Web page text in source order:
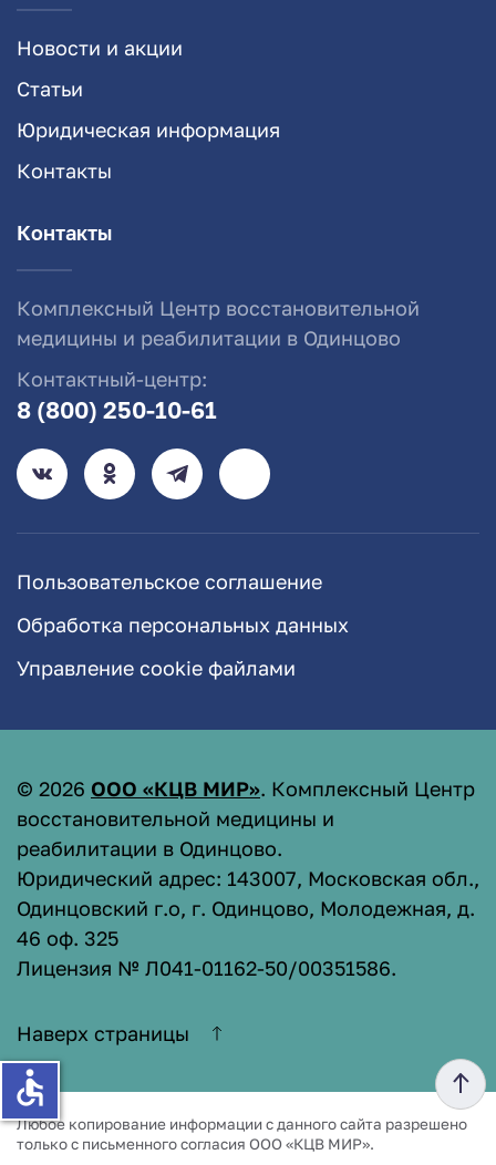
Новости и акции
Статьи
Юридическая информация
Контакты
Контакты
Комплексный Центр восстановительной
медицины и реабилитации в Одинцово
Контактный-центр:
8 (800) 250-10-61
Пользовательское соглашение
Обработка персональных данных
Управление cookie файлами
© 2026 ООО «КЦВ МИР». Комплексный Центр
восстановительной медицины и
реабилитации в Одинцово.
Юридический адрес: 143007, Московская обл.,
Одинцовский г.о, г. Одинцово, Молодежная, д.
46 оф. 325
Лицензия № Л041-01162-50/00351586.
Наверх страницы
Любое копирование информации с данного сайта разрешено
только с письменного согласия ООО «КЦВ МИР».
accessible